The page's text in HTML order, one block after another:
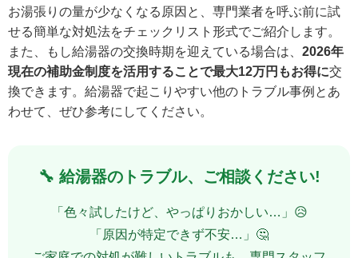
お湯張りの量が少なくなる原因と、専門業者を呼ぶ前に試
せる簡単な対処法をチェックリスト形式でご紹介します。
また、もし給湯器の交換時期を迎えている場合は、 2026年
現在の補助金制度を活用することで最大12万円もお得に交
換できます。給湯器で起こりやすい他のトラブル事例とあ
わせて、ぜひ参考にしてください。
🔧 給湯器のトラブル、ご相談ください!
「色々試したけど、やっぱりおかしい…」😥
「原因が特定できず不安…」🤔